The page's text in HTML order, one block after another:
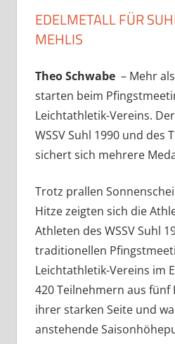
EDELMETALL FÜR
MEHLIS
Theo Schwabe – Mehr
starten beim
Leichtathletik-Vereins.
WSSV Suhl 1990 und des
sichert sich mehrere
Trotz prallen
Hitze zeigten sich die
Athleten des WSSV Suhl
traditionellen
Leichtathletik-Vereins im
420 Teilnehmern aus
ihrer starken Seite und
anstehende